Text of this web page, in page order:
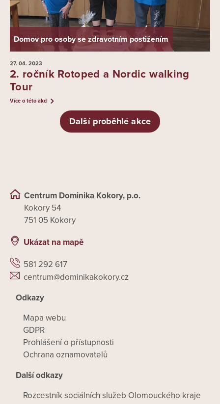
Domov pro osoby se zdravotním postižením
27. 04. 2023
2. ročník Rotoped a Nordic walking
Tour
Více o této akci
Další proběhlé akce
Centrum Dominika Kokory, p.o.
Kokory 54
751 05 Kokory
Ukázat na mapě
581 292 617
centrum@dominikakokory.cz
Odkazy
Mapa webu
GDPR
Prohlášení o přístupnosti
Ochrana oznamovatelů
Další odkazy
Rozcestník sociálních služeb Olomouckého kraje